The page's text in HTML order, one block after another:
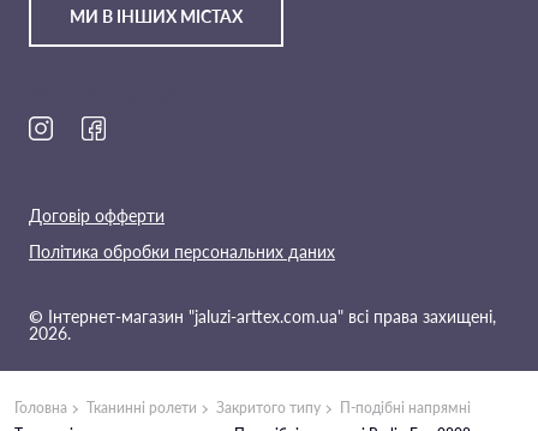
МИ В ІНШИХ МІСТАХ
© Інтернет-магазин "jaluzi-arttex.com.ua" всі права захищені,
2026.
Договір офферти
Політика обробки персональних даних
Головна Тканинні ролети Закритого типу
П-подібні напрямні